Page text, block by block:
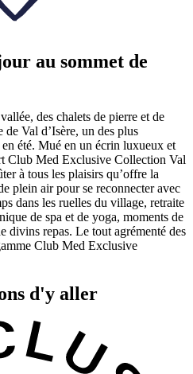
au sommet de
des chalets de pierre et de
Val d’Isère, un des plus
été. Mué en un écrin luxueux et
Club Med Exclusive Collection Val
à tous les plaisirs qu’offre la
plein air pour se reconnecter avec
dans les ruelles du village, retraite
de spa et de yoga, moments de
divins repas. Le tout agrémenté des
Club Med Exclusive
d'y aller